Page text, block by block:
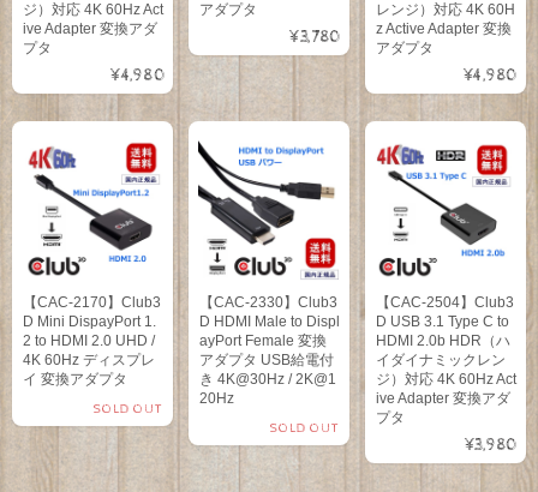
ジ）対応 4K 60Hz Act
ive Adapter 変換アダ
プタ
¥4,980
アダプタ
¥3,780
レンジ）対応 4K 60H
z Active Adapter 変換
アダプタ
¥4,980
【CAC-2170】Club3
D Mini DispayPort 1.
2 to HDMI 2.0 UHD /
4K 60Hz ディスプレ
イ 変換アダプタ
SOLD OUT
【CAC-2330】Club3
D HDMI Male to Displ
ayPort Female 変換
アダプタ USB給電付
き 4K@30Hz / 2K@1
20Hz
SOLD OUT
【CAC-2504】Club3
D USB 3.1 Type C to
HDMI 2.0b HDR（ハ
イダイナミックレン
ジ）対応 4K 60Hz Act
ive Adapter 変換アダ
プタ
¥3,980